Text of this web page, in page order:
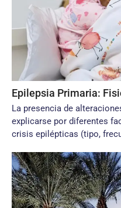
Epilepsia Primaria:
La presencia de
explicarse por diferentes
crisis epilépticas (tipo,